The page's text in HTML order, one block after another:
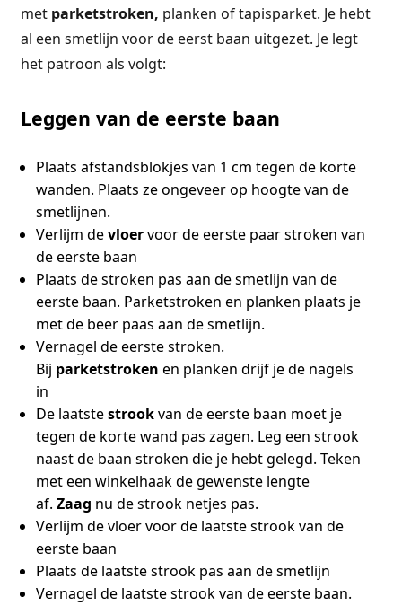
met parketstroken, planken of tapisparket. Je hebt
al een smetlijn voor de eerst baan uitgezet. Je legt
het patroon als volgt:
Leggen van de eerste baan
Plaats afstandsblokjes van 1 cm tegen de korte
wanden. Plaats ze ongeveer op hoogte van de
smetlijnen.
Verlijm devloervoor de eerste paar stroken van
de eerste baan
Plaats de stroken pas aan de smetlijn van de
eerste baan. Parketstroken en planken plaats je
met de beer paas aan de smetlijn.
Vernagel de eerste stroken.
Bij parketstroken en planken drijf je de nagels
in
De laatstestrookvan de eerste baan moet je
tegen de korte wand pas zagen. Leg een strook
naast de baan stroken die je hebt gelegd. Teken
met een winkelhaak de gewenste lengte
af. Zaag nu de strook netjes pas.
Verlijm de vloer voor de laatste strook van de
eerste baan
Plaats de laatste strook pas aan de smetlijn
Vernagel de laatste strook van de eerste baan.